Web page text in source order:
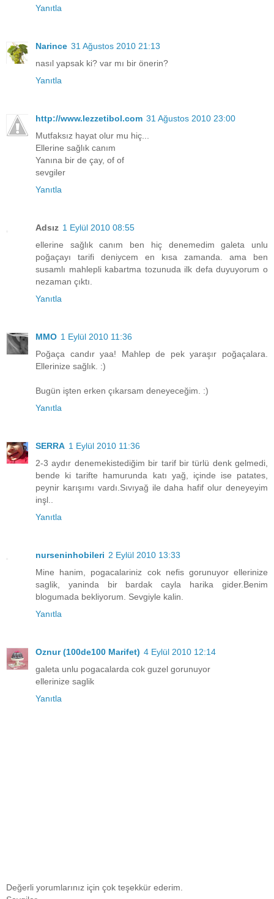
Yanıtla
Narince 31 Ağustos 2010 21:13
nasıl yapsak ki? var mı bir önerin?
Yanıtla
http://www.lezzetibol.com 31 Ağustos 2010 23:00
Mutfaksız hayat olur mu hiç...
Ellerine sağlık canım
Yanına bir de çay, of of
sevgiler
Yanıtla
Adsız 1 Eylül 2010 08:55
ellerine sağlık canım ben hiç denemedim galeta unlu
poğaçayı tarifi deniycem en kısa zamanda. ama ben
susamlı mahlepli kabartma tozunuda ilk defa duyuyorum o
nezaman çıktı.
Yanıtla
MMO 1 Eylül 2010 11:36
Poğaça candır yaa! Mahlep de pek yaraşır poğaçalara.
Ellerinize sağlık. :)
Bugün işten erken çıkarsam deneyeceğim. :)
Yanıtla
SERRA 1 Eylül 2010 11:36
2-3 aydır denemekistediğim bir tarif bir türlü denk gelmedi,
bende ki tarifte hamurunda katı yağ, içinde ise patates,
peynir karışımı vardı.Sıvıyağ ile daha hafif olur deneyeyim
inşl..
Yanıtla
nurseninhobileri 2 Eylül 2010 13:33
Mine hanim, pogacalariniz cok nefis gorunuyor ellerinize
saglik, yaninda bir bardak cayla harika gider.Benim
blogumada bekliyorum. Sevgiyle kalin.
Yanıtla
Oznur (100de100 Marifet) 4 Eylül 2010 12:14
galeta unlu pogacalarda cok guzel gorunuyor
ellerinize saglik
Yanıtla
Değerli yorumlarınız için çok teşekkür ederim.